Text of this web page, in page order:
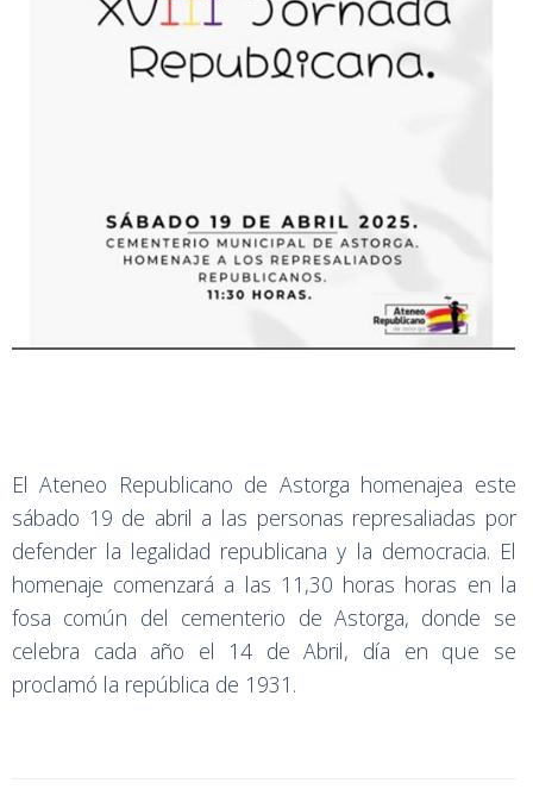
El Ateneo Republicano de Astorga homenajea este
sábado 19 de abril a las personas represaliadas por
defender la legalidad republicana y la democracia. El
homenaje comenzará a las 11,30 horas horas en la
fosa común del cementerio de Astorga, donde se
celebra cada año el 14 de Abril, día en que se
proclamó la república de 1931.